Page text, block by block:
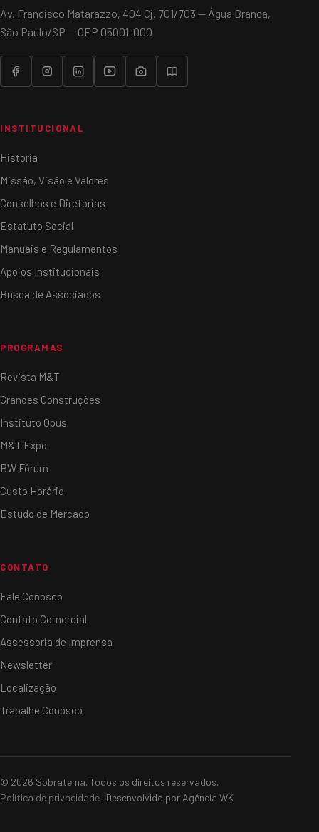
Av. Francisco Matarazzo, 404 Cj. 701/703 — Água Branca,
São Paulo/SP — CEP 05001-000
INSTITUCIONAL
História
Missão, Visão e Valores
Conselhos e Diretorias
Estatuto Social
Manuais e Regulamentos
Apoios Institucionais
Busca de Associados
PROGRAMAS
Revista M&T
Grandes Construções
Instituto Opus
M&T Expo
BW Fórum
Custo Horário
Estudo de Mercado
CONTATO
Fale Conosco
Contato Comercial
Assessoria de Imprensa
Newsletter
Localização
Trabalhe Conosco
© 2026 Sobratema. Todos os direitos reservados.
Política de privacidade · Desenvolvido por Agência WK